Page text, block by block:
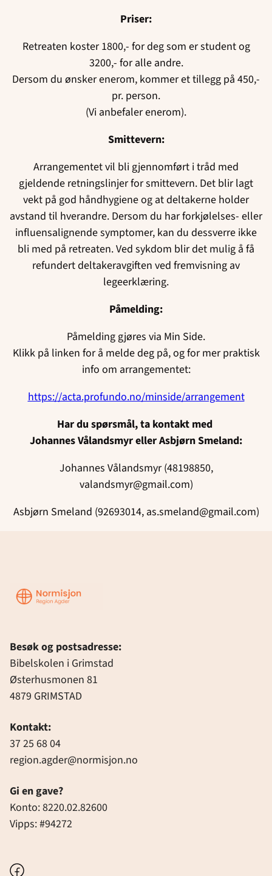
Priser:
Retreaten koster 1800,- for deg som er student og
3200,- for alle andre.
Dersom du ønsker enerom, kommer et tillegg på 450,-
pr. person.
(Vi anbefaler enerom).
Smittevern:
Arrangementet vil bli gjennomført i tråd med
gjeldende retningslinjer for smittevern. Det blir lagt
vekt på god håndhygiene og at deltakerne holder
avstand til hverandre. Dersom du har forkjølelses- eller
influensalignende symptomer, kan du dessverre ikke
bli med på retreaten. Ved sykdom blir det mulig å få
refundert deltakeravgiften ved fremvisning av
legeerklæring.
Påmelding:
Påmelding gjøres via Min Side.
Klikk på linken for å melde deg på, og for mer praktisk
info om arrangementet:
https://acta.profundo.no/minside/arrangement
Har du spørsmål, ta kontakt med
Johannes Vålandsmyr eller Asbjørn Smeland:
Johannes Vålandsmyr (48198850,
valandsmyr@gmail.com)
Asbjørn Smeland (92693014, as.smeland@gmail.com)
Region
Agder
Besøk og postsadresse:
Bibelskolen i Grimstad
Østerhusmonen 81
4879 GRIMSTAD
Kontakt:
37 25 68 04
region.agder@normisjon.no
Gi en gave?
Konto: 8220.02.82600
Vipps: #94272
Facebook